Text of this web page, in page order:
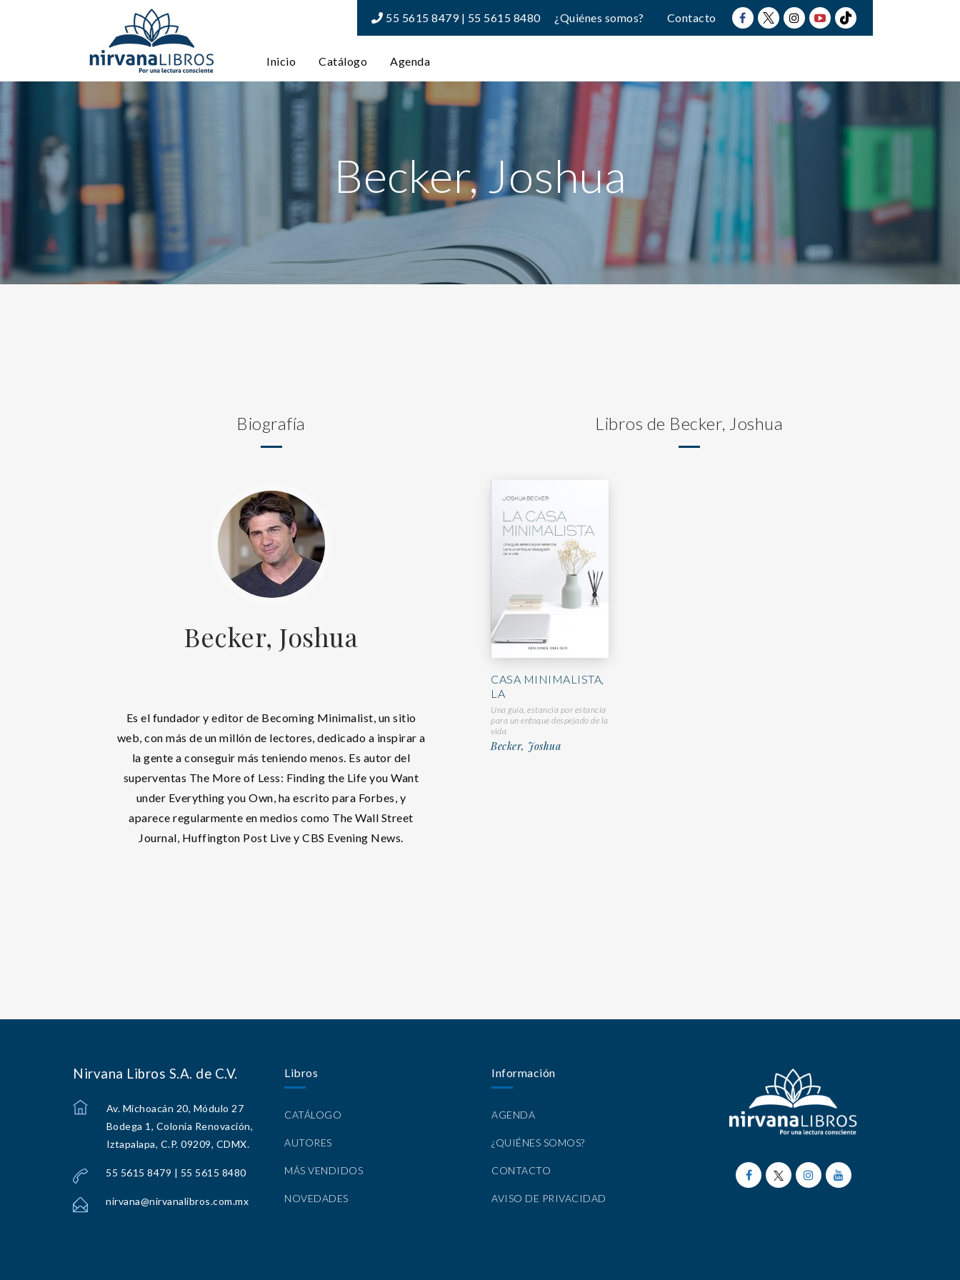
55 5615 8479 | 55 5615 8480 ¿Quiénes somos? Contacto
Inicio Catálogo Agenda
Becker, Joshua
Biografía
Becker, Joshua
Es el fundador y editor de Becoming Minimalist, un sitio
web, con más de un millón de lectores, dedicado a inspirar a
la gente a conseguir más teniendo menos. Es autor del
superventas The More of Less: Finding the Life you Want
under Everything you Own, ha escrito para Forbes, y
aparece regularmente en medios como The Wall Street
Journal, Huffington Post Live y CBS Evening News.
Libros de Becker, Joshua
CASA MINIMALISTA,
LA
Una guía, estancia por estancia
para un enfoque despejado de la
vida
Becker, Joshua
Nirvana Libros S.A. de C.V.
Av. Michoacán 20, Módulo 27
Bodega 1, Colonia Renovación,
Iztapalapa, C.P. 09209, CDMX.
55 5615 8479 | 55 5615 8480
nirvana@nirvanalibros.com.mx
Libros
CATÁLOGO
AUTORES
MÁS VENDIDOS
NOVEDADES
Información
AGENDA
¿QUIÉNES SOMOS?
CONTACTO
AVISO DE PRIVACIDAD